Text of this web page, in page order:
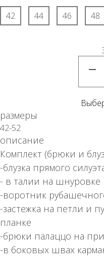
42 44 46 48
размеры
42-52
описание
Комплект (брюки и
-блузка прямого
- в талии на шнуровке
-воротник
-застежка на петли и
планке
-брюки палаццо на
-в боковых швах